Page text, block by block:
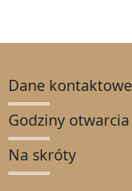
Dane kontaktowe
Godziny otwarcia
Na skróty